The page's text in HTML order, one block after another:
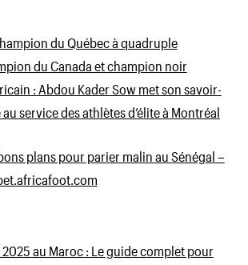
du Québec à quadruple
du Canada et champion noir
: Abdou Kader Sow met son savoir-
service des athlètes d’élite à Montréal
plans pour parier malin au Sénégal –
2025 au Maroc : Le guide complet pour